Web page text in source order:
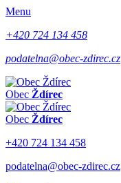
Menu
+420 724 134 458
podatelna@obec-zdirec.cz
Obec Ždírec
Obec Ždírec
+420 724 134 458
podatelna@obec-zdirec.cz